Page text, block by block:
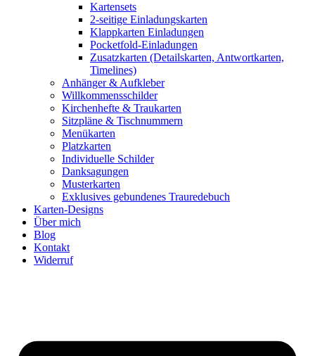
Kartensets
2-seitige Einladungskarten
Klappkarten Einladungen
Pocketfold-Einladungen
Zusatzkarten (Detailskarten, Antwortkarten,
Timelines)
Anhänger & Aufkleber
Willkommensschilder
Kirchenhefte & Traukarten
Sitzpläne & Tischnummern
Menükarten
Platzkarten
Individuelle Schilder
Danksagungen
Musterkarten
Exklusives gebundenes Trauredebuch
Karten-Designs
Über mich
Blog
Kontakt
Widerruf